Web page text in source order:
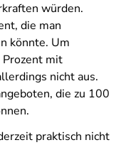
würden.
die man
könnte. Um
Prozent mit
nicht aus.
die zu 100
praktisch nicht